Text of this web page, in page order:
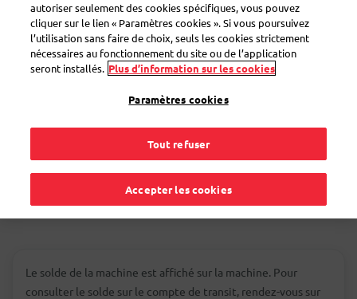
Comment savoir quel
solde il reste sur ma
machine à affranchir/
sur mon compte de
provision ?
Le solde de la machine est affiché sur la machine. Pour
consulter le solde sur le compte de transit, rendez-vous sur
autoriser seulement des cookies spécifiques, vous pouvez
cliquer sur le lien « Paramètres cookies ». Si vous poursuivez
l’utilisation sans faire de choix, seuls les cookies strictement
nécessaires au fonctionnement du site ou de l’application
seront installés. Plus d’information sur les cookies
Paramètres cookies
Tout refuser
Accepter les cookies